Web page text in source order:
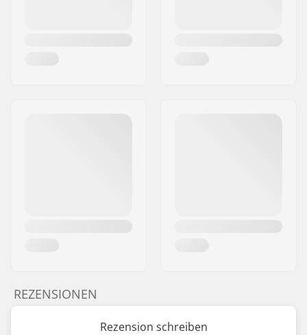
REZENSIONEN
Rezension schreiben